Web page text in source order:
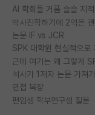
AI 학회들 거품 슬슬 지
논문 IF vs JCR
SPK 대학원 현실적으로
근데 여기는 왜 그렇게
석사가 1저자 논문 가져
면접 복장
편입생 학부연구생 질문